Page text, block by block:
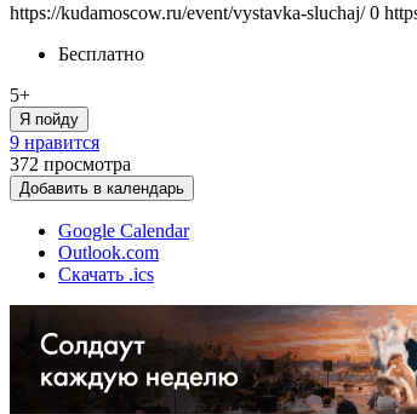
https://kudamoscow.ru/event/vystavka-sluchaj/ 0
Бесплатно
5+
Я пойду
9 нравится
372 просмотра
Добавить в календарь
Google Calendar
Outlook.com
Скачать .ics